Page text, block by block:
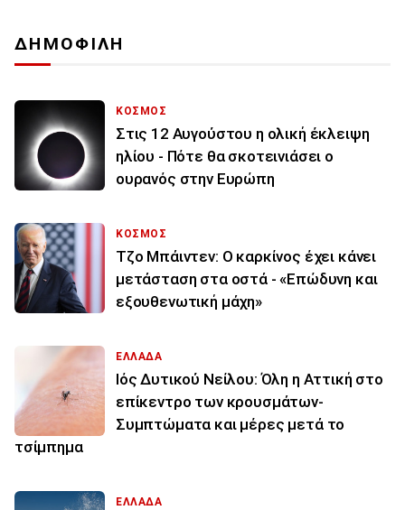
ΔΗΜΟΦΙΛΗ
ΚΟΣΜΟΣ
Στις 12 Αυγούστου η ολική έκλειψη
ηλίου - Πότε θα σκοτεινιάσει ο
ουρανός στην Ευρώπη
ΚΟΣΜΟΣ
Τζο Μπάιντεν: Ο καρκίνος έχει κάνει
μετάσταση στα οστά - «Επώδυνη και
εξουθενωτική μάχη»
ΕΛΛΑΔΑ
Ιός Δυτικού Νείλου: Όλη η Αττική στο
επίκεντρο των κρουσμάτων-
Συμπτώματα και μέρες μετά το
τσίμπημα
ΕΛΛΑΔΑ